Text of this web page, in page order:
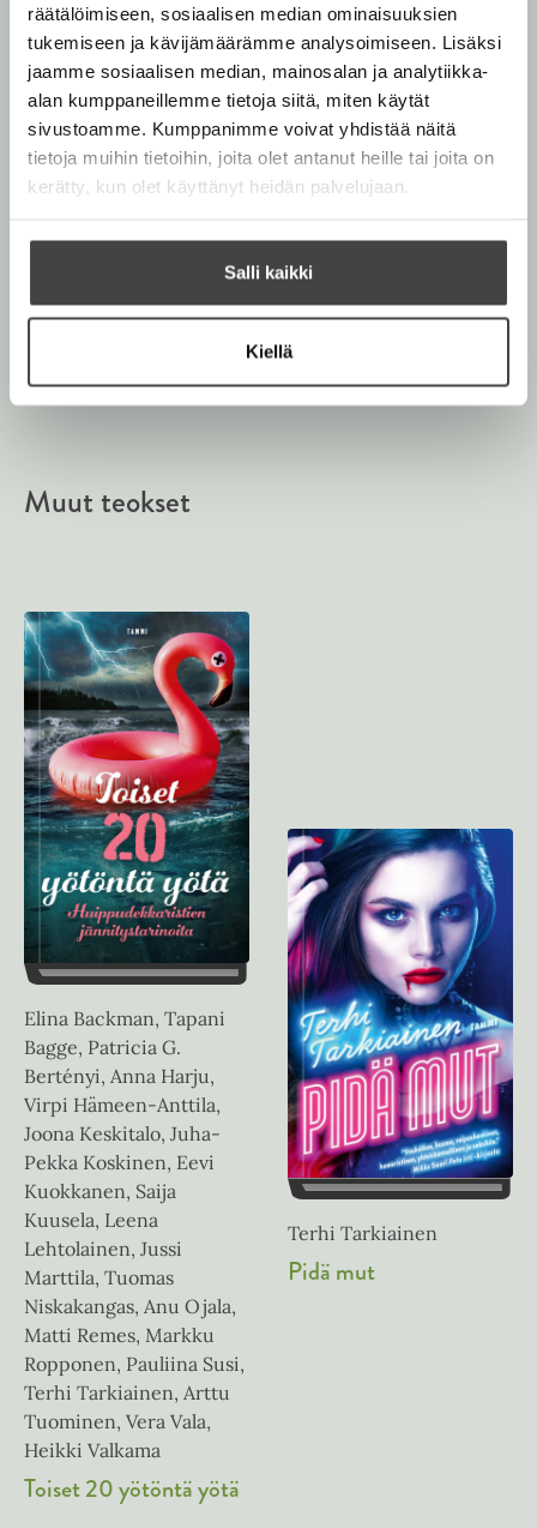
räätälöimiseen, sosiaalisen median ominaisuuksien
tukemiseen ja kävijämäärämme analysoimiseen. Lisäksi
jaamme sosiaalisen median, mainosalan ja analytiikka-
alan kumppaneillemme tietoja siitä, miten käytät
sivustoamme. Kumppanimme voivat yhdistää näitä
tietoja muihin tietoihin, joita olet antanut heille tai joita on
kerätty, kun olet käyttänyt heidän palvelujaan.
Salli kaikki
Kiellä
Kuva: Otto Virtanen
Muut teokset
Elina Backman, Tapani
Bagge, Patricia G.
Bertényi, Anna Harju,
Virpi Hämeen-Anttila,
Joona Keskitalo, Juha-
Pekka Koskinen, Eevi
Kuokkanen, Saija
Kuusela, Leena
Lehtolainen, Jussi
Marttila, Tuomas
Niskakangas, Anu Ojala,
Matti Remes, Markku
Ropponen, Pauliina Susi,
Terhi Tarkiainen, Arttu
Tuominen, Vera Vala,
Heikki Valkama
Toiset 20 yötöntä yötä
Terhi Tarkiainen
Pidä mut